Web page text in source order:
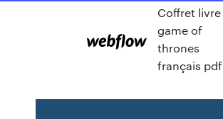
Coffret livre
game of
thrones
français pdf